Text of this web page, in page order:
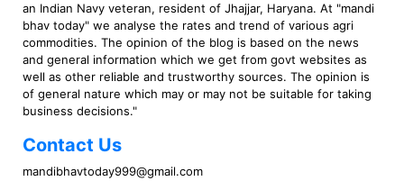
an Indian Navy veteran, resident of Jhajjar, Haryana. At "mandi
bhav today" we analyse the rates and trend of various agri
commodities. The opinion of the blog is based on the news
and general information which we get from govt websites as
well as other reliable and trustworthy sources. The opinion is
of general nature which may or may not be suitable for taking
business decisions."
Contact Us
mandibhavtoday999@gmail.com